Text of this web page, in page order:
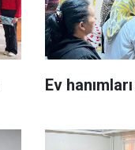
Ev